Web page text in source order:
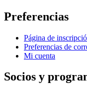
Preferencias
Página de
Preferencias de
Mi cuenta
Socios y